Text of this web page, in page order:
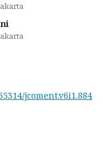
jcoment.v6i1.884